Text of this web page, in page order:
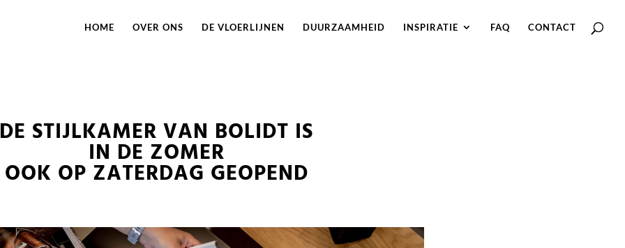
HOME OVER ONS DE VLOERLIJNEN DUURZAAMHEID INSPIRATIE FAQ CONTACT
DE STIJLKAMER VAN BOLIDT IS
IN DE ZOMER
OOK OP ZATERDAG GEOPEND